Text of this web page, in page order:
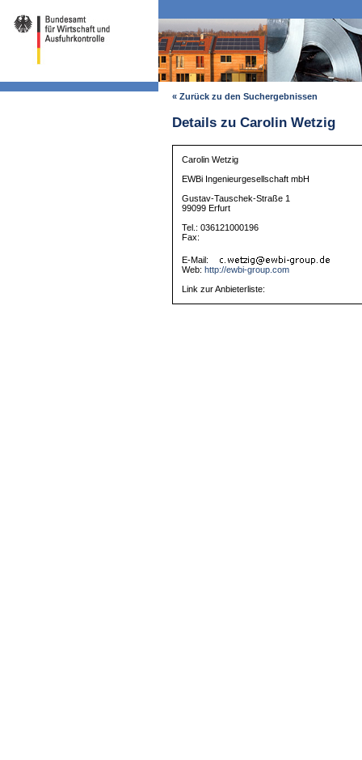
« Zurück zu den Suchergebnissen
Details zu Carolin Wetzig
Carolin Wetzig
EWBi Ingenieurgesellschaft mbH
Gustav-Tauschek-Straße 1
99099 Erfurt
Tel.: 036121000196
Fax:
E-Mail:
Web: http://ewbi-group.com
Link zur Anbieterliste: